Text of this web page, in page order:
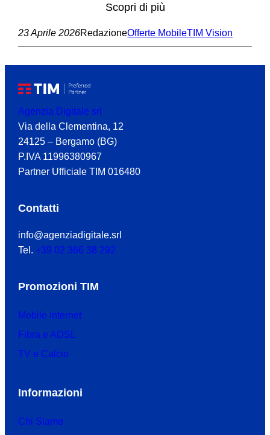
Scopri di più
23 Aprile 2026RedazioneOfferte MobileTIM Vision
Agenzia Digitale srl
Via della Clementina, 12
24125 – Bergamo (BG)
P.IVA 11996380967
Partner Ufficiale TIM 016480
Contatti
info@agenziadigitale.srl
Tel. +39 02 366 38 292
Promozioni TIM
Mobile Internet
Fibra e ADSL
TV e Calcio
Informazioni
Chi Siamo